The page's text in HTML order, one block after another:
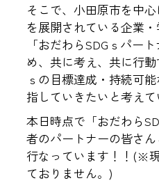
そこで、小田原市を中
を展開されている企業
「おだわらSDGｓパー
め、共に考え、共に行
ｓの目標達成・持続可
指していきたいと考えて
本日時点で「おだわら
者のパートナーの皆さ
行なっています！！(※
ておりません。)